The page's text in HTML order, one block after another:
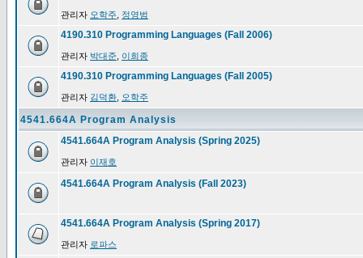
관리자 오학주 정영범
4190.310 Programming Languages (Fall 2006)
관리자 박대준 이희종
4190.310 Programming Languages (Fall 2005)
관리자 김덕환 오학주
4541.664A Program Analysis
4541.664A Program Analysis (Spring 2025)
관리자 이재호
4541.664A Program Analysis (Fall 2023)
4541.664A Program Analysis (Spring 2017)
관리자 로파스